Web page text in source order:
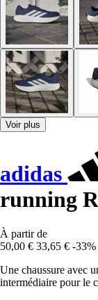
Voir plus
adidas
running
À partir de
50,00 € 33,65 € -33%
Une chaussure avec
intermédiaire pour le